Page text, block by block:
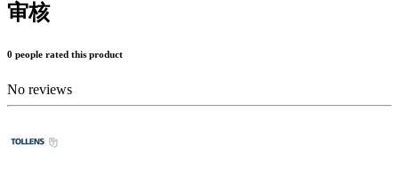
审核
0 people rated this product
No reviews